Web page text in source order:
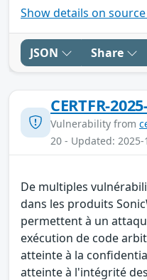
Show details on
JSON Share
CERTFR-
Vulnerability from
20 - Updated: 2025-
De multiples
dans les produits
permettent à un
exécution de code
atteinte à la
atteinte à l'intégrité